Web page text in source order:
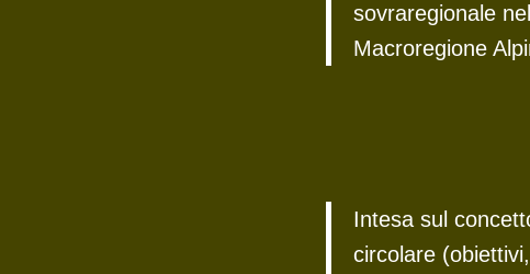
sovraregionale
Macroregione
Intesa sul
circolare